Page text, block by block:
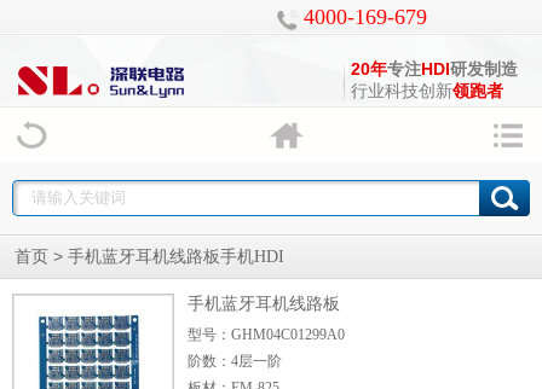
4000-169-679
20年专注HDI研发制造
行业科技创新领跑者
首页 > 手机蓝牙耳机线路板手机HDI
手机蓝牙耳机线路板
型号：GHM04C01299A0
阶数：4层一阶